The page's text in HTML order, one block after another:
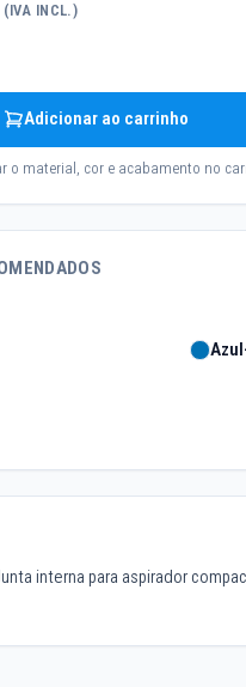
(IVA INCL.)
Adicionar ao carrinho
o material, cor e acabamento no
interna para aspirador